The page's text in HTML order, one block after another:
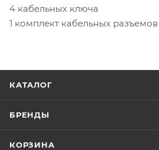
4 кабельных ключа
1 комплект кабельных разъемов
КАТАЛОГ
БРЕНДЫ
КОРЗИНА